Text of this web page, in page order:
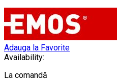
Adauga la Favorite
Availability:
La comandă